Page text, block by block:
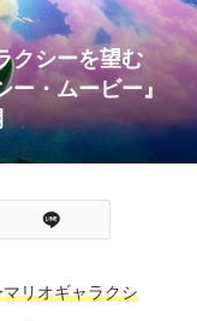
クシーを望む
ー・ムービー』
リオギャラクシ